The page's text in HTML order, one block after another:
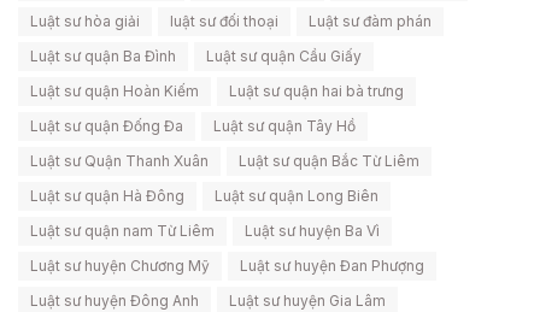
Luật sư hòa giải
luật sư đối thoại
Luật sư đàm phán
Luật sư quận Ba Đình
Luật sư quận Cầu Giấy
Luật sư quận Hoàn Kiếm
Luật sư quận hai bà trưng
Luật sư quận Đống Đa
Luật sư quận Tây Hồ
Luật sư Quận Thanh Xuân
Luật sư quận Bắc Từ Liêm
Luật sư quận Hà Đông
Luật sư quận Long Biên
Luật sư quận nam Từ Liêm
Luật sư huyện Ba Vì
Luật sư huyện Chương Mỹ
Luật sư huyện Đan Phượng
Luật sư huyện Đông Anh
Luật sư huyện Gia Lâm